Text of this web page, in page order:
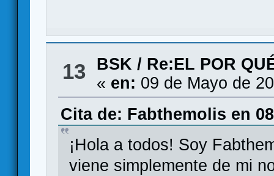
13 BSK / Re:EL POR
« en: 09 de Mayo de
Cita de: Fabthemolis en
¡Hola a todos! Soy
viene simplemente de mi